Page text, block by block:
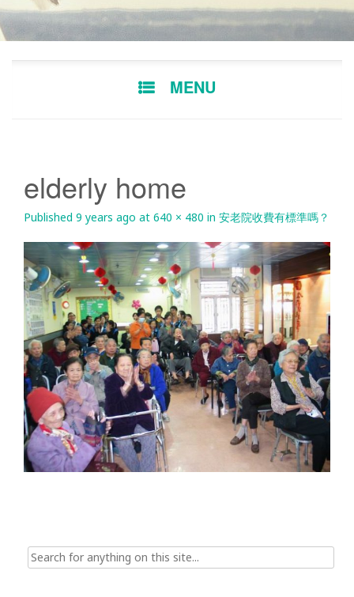
i
n
MENU
elderly home
Published 9 years ago at 640 × 480 in 安老院收費有標準嗎？
Search
for: